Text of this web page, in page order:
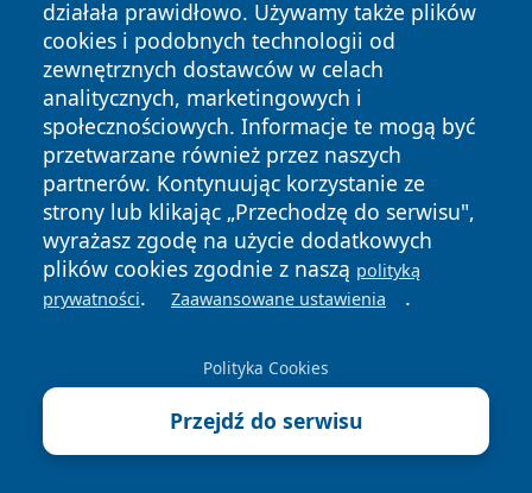
msze, kancelaria, sakramenty
Zareklamuj się na
czestochowanews.pl!
SPRAWDŹ SZCZEGÓŁY
działała prawidłowo. Używamy także plików
cookies i podobnych technologii od
zewnętrznych dostawców w celach
analitycznych, marketingowych i
społecznościowych. Informacje te mogą być
przetwarzane również przez naszych
partnerów. Kontynuując korzystanie ze
strony lub klikając „Przechodzę do serwisu",
wyrażasz zgodę na użycie dodatkowych
plików cookies zgodnie z naszą polityką
prywatności. Zaawansowane ustawienia .
Polityka Cookies
Przejdź do serwisu